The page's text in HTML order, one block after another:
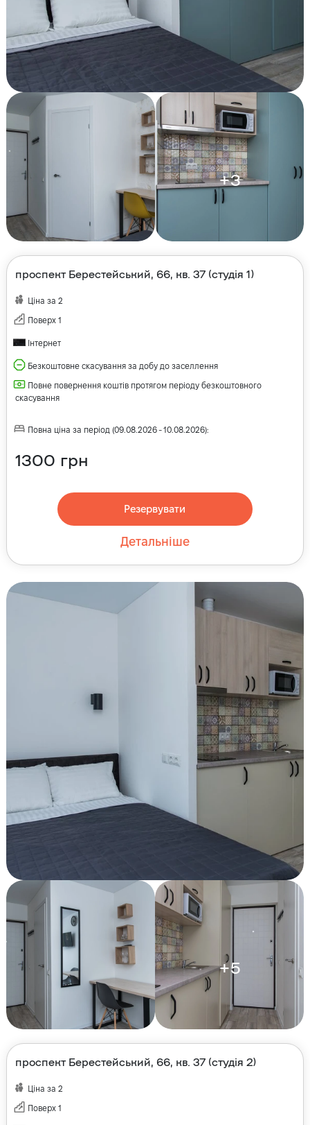
проспект Берестейський, 66, кв. 37 (студія 1)
Ціна за 2
Поверх 1
Інтернет
Безкоштовне скасування за добу до заселлення
Повне повернення коштів протягом періоду безкоштовного
скасування
Повна ціна за період (09.08.2026- 10.08.2026):
1300 грн
Резервувати
Детальніше
+3
проспект Берестейський, 66, кв. 37 (студія 2)
Ціна за 2
Поверх 1
+5